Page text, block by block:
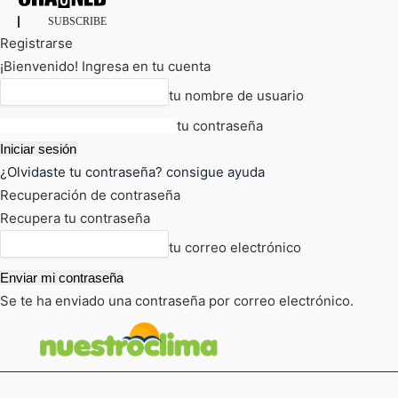
SUBSCRIBE
Registrarse
¡Bienvenido! Ingresa en tu cuenta
tu nombre de usuario
tu contraseña
¿Olvidaste tu contraseña? consigue ayuda
Recuperación de contraseña
Recupera tu contraseña
tu correo electrónico
Se te ha enviado una contraseña por correo electrónico.